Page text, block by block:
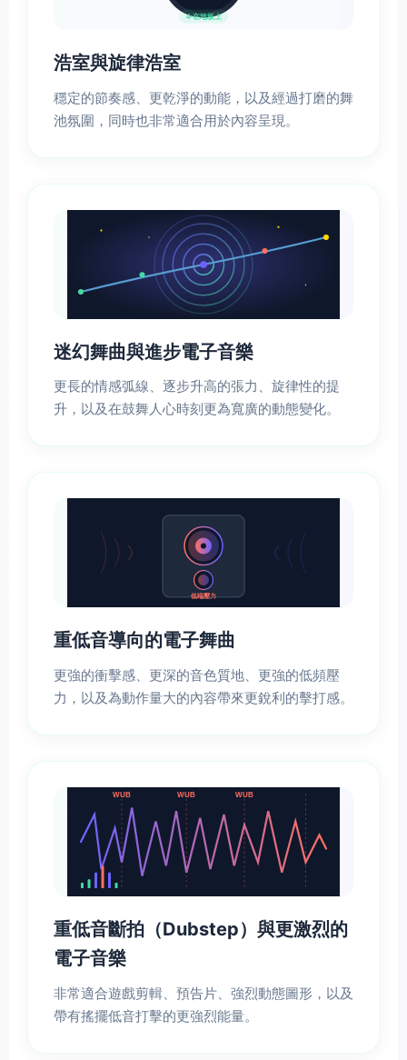
4-在地板上
浩室與旋律浩室
穩定的節奏感、更乾淨的動能，以及經過打磨的舞
池氛圍，同時也非常適合用於內容呈現。
迷幻舞曲與進步電子音樂
更長的情感弧線、逐步升高的張力、旋律性的提
升，以及在鼓舞人心時刻更為寬廣的動態變化。
低端壓力
重低音導向的電子舞曲
更強的衝擊感、更深的音色質地、更強的低頻壓
力，以及為動作量大的內容帶來更銳利的擊打感。
WUB WUB WUB
重低音斷拍（Dubstep）與更激烈的
電子音樂
非常適合遊戲剪輯、預告片、強烈動態圖形，以及
帶有搖擺低音打擊的更強烈能量。